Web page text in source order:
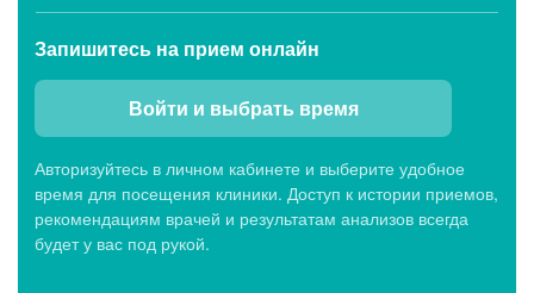
Запишитесь на прием онлайн
Войти и выбрать время
Авторизуйтесь в личном кабинете и выберите удобное
время для посещения клиники. Доступ к истории приемов,
рекомендациям врачей и результатам анализов всегда
будет у вас под рукой.